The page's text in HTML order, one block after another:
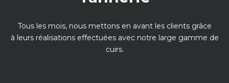
Tous les mois, nous mettons en avant les clients grâce
à leurs réalisations effectuées avec notre large gamme de
cuirs.